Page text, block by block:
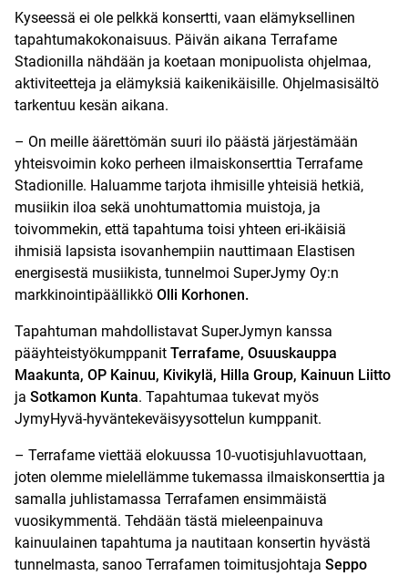
Kyseessä ei ole pelkkä konsertti, vaan elämyksellinen
tapahtumakokonaisuus. Päivän aikana Terrafame
Stadionilla nähdään ja koetaan monipuolista ohjelmaa,
aktiviteetteja ja elämyksiä kaikenikäisille. Ohjelmasisältö
tarkentuu kesän aikana.
– On meille äärettömän suuri ilo päästä järjestämään
yhteisvoimin koko perheen ilmaiskonserttia Terrafame
Stadionille. Haluamme tarjota ihmisille yhteisiä hetkiä,
musiikin iloa sekä unohtumattomia muistoja, ja
toivommekin, että tapahtuma toisi yhteen eri-ikäisiä
ihmisiä lapsista isovanhempiin nauttimaan Elastisen
energisestä musiikista, tunnelmoi SuperJymy Oy:n
markkinointipäällikkö Olli Korhonen.
Tapahtuman mahdollistavat SuperJymyn kanssa
pääyhteistyökumppanit Terrafame, Osuuskauppa
Maakunta, OP Kainuu, Kivikylä, Hilla Group, Kainuun Liitto
ja Sotkamon Kunta. Tapahtumaa tukevat myös
JymyHyvä-hyväntekeväisyysottelun kumppanit.
– Terrafame viettää elokuussa 10-vuotisjuhlavuottaan,
joten olemme mielellämme tukemassa ilmaiskonserttia ja
samalla juhlistamassa Terrafamen ensimmäistä
vuosikymmentä. Tehdään tästä mieleenpainuva
kainuulainen tapahtuma ja nautitaan konsertin hyvästä
tunnelmasta, sanoo Terrafamen toimitusjohtaja Seppo